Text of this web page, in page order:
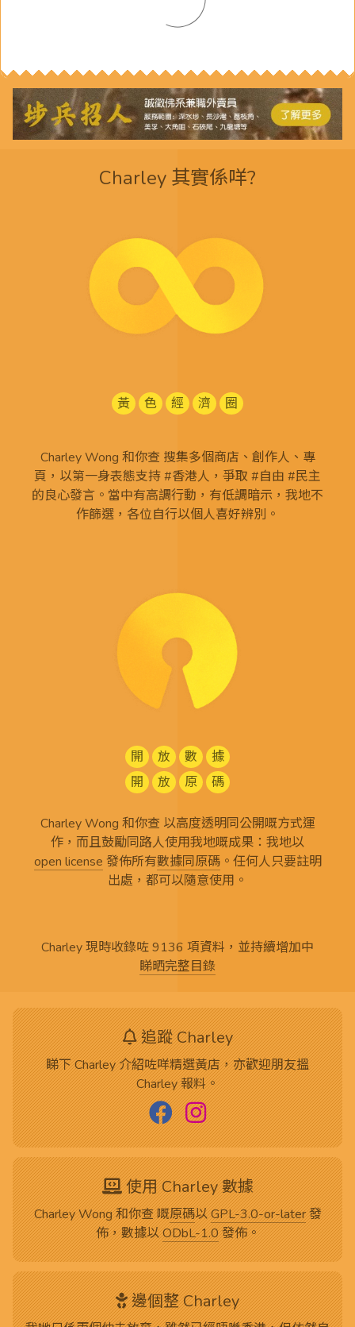
Charley 其實係咩?
黃 色 經 濟 圈
Charley Wong 和你查 搜集多個商店、創作人、專
頁，以第一身表態支持 #香港人，爭取 #自由 #民主
的良心發言。當中有高調行動，有低調暗示，我地不
作篩選，各位自行以個人喜好辨別。
開 放 數
據
開
放 原 碼
Charley Wong 和你查 以高度透明同公開嘅方式運
作，而且鼓勵同路人使用我地嘅成果：我地以
open license 發佈所有數據同原碼。任何人只要註明
出處，都可以隨意使用。
Charley 現時收錄咗 9136 項資料，並持續增加中
睇晒完整目錄
追蹤 Charley
睇下 Charley 介紹咗咩精選黃店，亦歡迎朋友搵
Charley 報料。
使用 Charley 數據
Charley Wong 和你查 嘅原碼以GPL-3.0-or-later發
佈，數據以ODbL-1.0發佈。
邊個整 Charley